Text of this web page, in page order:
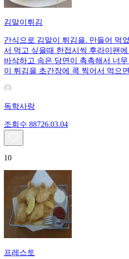
김말이튀김
간식으로 김말이 튀김을. 만들어 먹
서 먹고 싶을때 한접시씩 후라이팬
바삭하고 속은 당면이 촉촉해서 너
이 튀김을 초간장에 콕 찍어서 먹으
독학사랑
조회수 88726.03.04
10
프레스토